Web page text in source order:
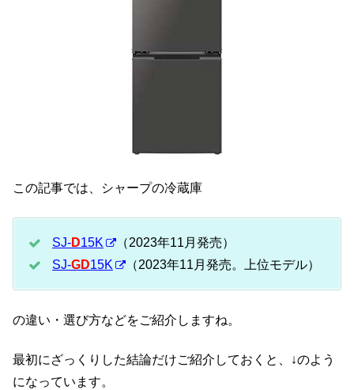
この記事では、シャープの冷蔵庫
SJ-D15K
（2023年11月発売）
SJ-GD15K （2023年11月発売。上位モデル）
の違い・選び方などをご紹介しますね。
最初にざっくりした結論だけご紹介しておくと、↓のよう
になっています。